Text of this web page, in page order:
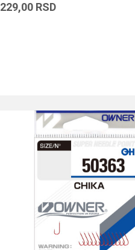
229,00 RSD